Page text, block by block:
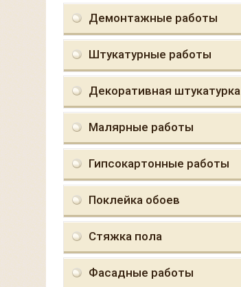
Демонтажные работы
Штукатурные работы
Декоративная штукатурка
Малярные работы
Гипсокартонные работы
Поклейка обоев
Стяжка пола
Фасадные работы